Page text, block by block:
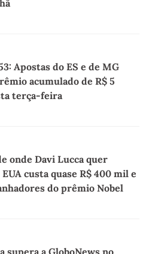
Apostas do ES e de MG
acumulado de R$ 5
terça-feira
onde Davi Lucca quer
custa quase R$ 400 mil e
do prêmio Nobel
supera a GloboNews no